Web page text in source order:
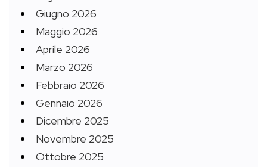
Giugno 2026
Maggio 2026
Aprile 2026
Marzo 2026
Febbraio 2026
Gennaio 2026
Dicembre 2025
Novembre 2025
Ottobre 2025